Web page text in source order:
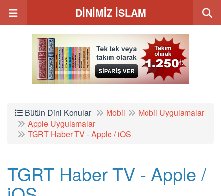
DİNİMİZ İSLAM
Bütün Dini Konular Mobil
Mobil Uygulamalar
Apple Uygulamalar
TGRT Haber TV - Apple / iOS
TGRT Haber TV - Apple /